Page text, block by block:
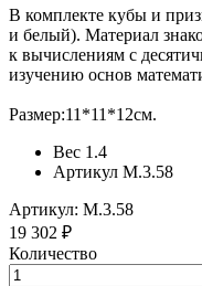
В комплекте кубы и
и белый). Материал
к вычислениям с
изучению основ
Размер:11*11*12см.
Вес 1.4
Артикул М.3.58
Артикул: М.3.58
19 302 ₽
Количество